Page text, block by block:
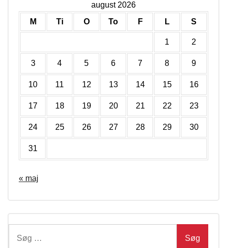
august 2026
M
Ti O To F L S
1 2
3 4 5 6 7 8 9
10 11 12 13 14 15 16
17 18 19 20 21 22 23
24 25 26 27 28 29 30
31
« maj
efter: